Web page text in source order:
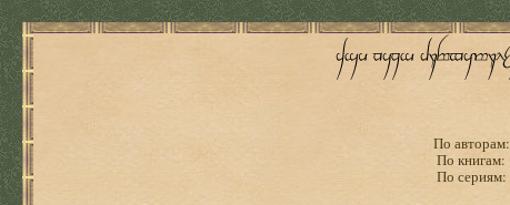
По авторам:
По книгам:
По сериям: